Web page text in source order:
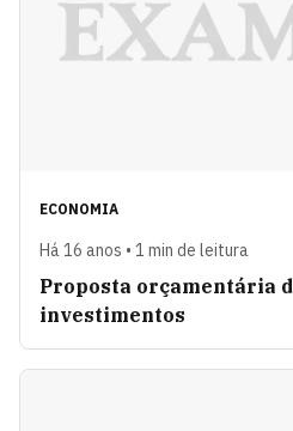
ECONOMIA
Há 16 anos • 1 min de leitura
Proposta orçamentária
investimentos